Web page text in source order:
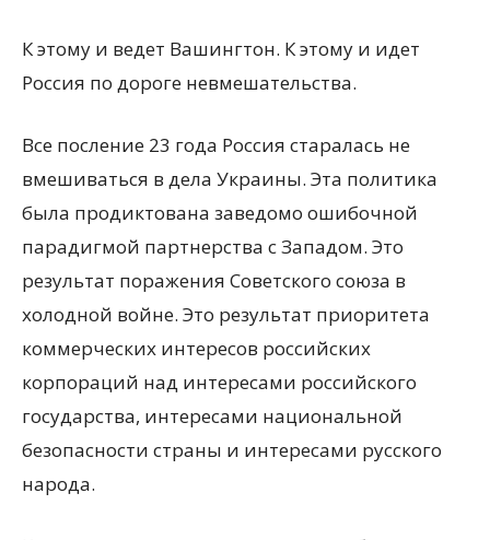
К этому и ведет Вашингтон. К этому и идет
Россия по дороге невмешательства.
Все посление 23 года Россия старалась не
вмешиваться в дела Украины. Эта политика
была продиктована заведомо ошибочной
парадигмой партнерства с Западом. Это
результат поражения Советского союза в
холодной войне. Это результат приоритета
коммерческих интересов российских
корпораций над интересами российского
государства, интересами национальной
безопасности страны и интересами русского
народа.